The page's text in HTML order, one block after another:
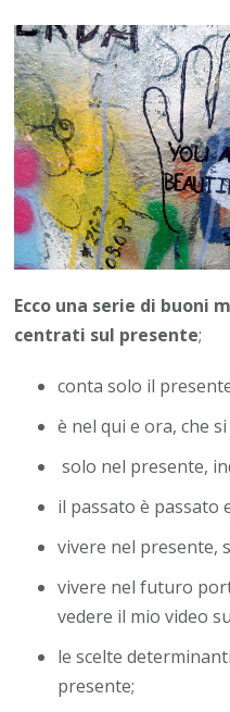
Ecco una serie di buoni
centrati sul presente;
conta solo il
è nel qui e ora, che
solo nel presente,
il passato è passato
vivere nel presente,
vivere nel futuro
vedere il mio video
le scelte
presente;